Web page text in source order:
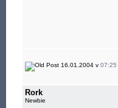
16.01.2004 v 07:25
Rork
Newbie